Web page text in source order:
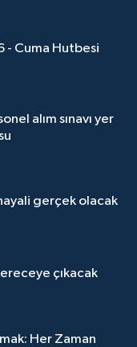
- Cuma Hutbesi
alım sınavı yer
gerçek olacak
çıkacak
Her Zaman